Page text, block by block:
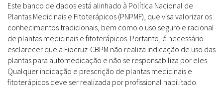
Este banco de dados está alinhado à Política Nacional de
Plantas Medicinais e Fitoterápicos (PNPMF), que visa valorizar os
conhecimentos tradicionais, bem como o uso seguro e racional
de plantas medicinais e fitoterápicos. Portanto, é necessário
esclarecer que a Fiocruz-CBPM não realiza indicação de uso das
plantas para automedicação e não se responsabiliza por eles.
Qualquer indicação e prescrição de plantas medicinais e
fitoterápicos deve ser realizada por profissional habilitado.